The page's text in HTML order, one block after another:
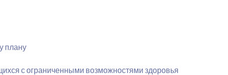
плану
с ограниченными возможностями здоровья